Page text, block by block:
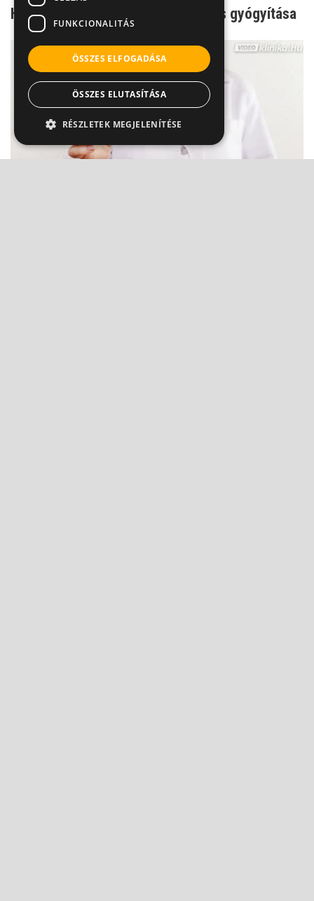
Hólyaghurut, felfázás homeopátiás gyógyítása
FUNKCIONALITÁS
ÖSSZES ELFOGADÁSA
ÖSSZES ELUTASÍTÁSA
RÉSZLETEK MEGJELENÍTÉSE